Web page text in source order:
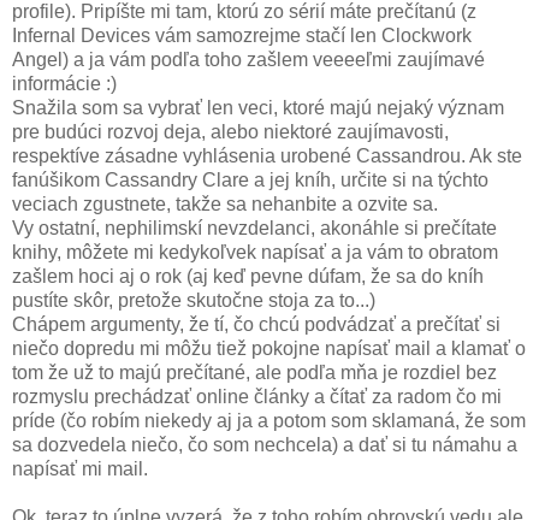
profile). Pripíšte mi tam, ktorú zo sérií máte prečítanú (z
Infernal Devices vám samozrejme stačí len Clockwork
Angel) a ja vám podľa toho zašlem veeeeľmi zaujímavé
informácie :)
Snažila som sa vybrať len veci, ktoré majú nejaký význam
pre budúci rozvoj deja, alebo niektoré zaujímavosti,
respektíve zásadne vyhlásenia urobené Cassandrou. Ak ste
fanúšikom Cassandry Clare a jej kníh, určite si na týchto
veciach zgustnete, takže sa nehanbite a ozvite sa.
Vy ostatní, nephilimskí nevzdelanci, akonáhle si prečítate
knihy, môžete mi kedykoľvek napísať a ja vám to obratom
zašlem hoci aj o rok (aj keď pevne dúfam, že sa do kníh
pustíte skôr, pretože skutočne stoja za to...)
Chápem argumenty, že tí, čo chcú podvádzať a prečítať si
niečo dopredu mi môžu tiež pokojne napísať mail a klamať o
tom že už to majú prečítané, ale podľa mňa je rozdiel bez
rozmyslu prechádzať online články a čítať za radom čo mi
príde (čo robím niekedy aj ja a potom som sklamaná, že som
sa dozvedela niečo, čo som nechcela) a dať si tu námahu a
napísať mi mail.